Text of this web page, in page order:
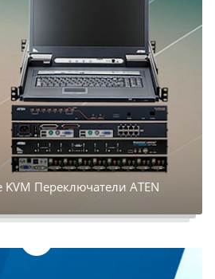
Переключатели ATEN